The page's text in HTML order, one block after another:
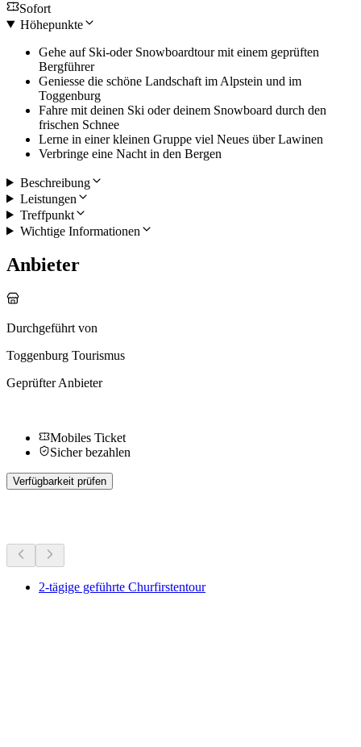
Sofort
Höhepunkte
Gehe auf Ski-oder Snowboardtour mit einem geprüften
Bergführer
Geniesse die schöne Landschaft im Alpstein und im
Toggenburg
Fahre mit deinen Ski oder deinem Snowboard durch den
frischen Schnee
Lerne in einer kleinen Gruppe viel Neues über Lawinen
Verbringe eine Nacht in den Bergen
Beschreibung
Leistungen
Treffpunkt
Wichtige Informationen
Anbieter
Durchgeführt von
Toggenburg Tourismus
Geprüfter Anbieter
Mobiles Ticket
Sicher bezahlen
Verfügbarkeit prüfen
2-tägige geführte Churfirstentour